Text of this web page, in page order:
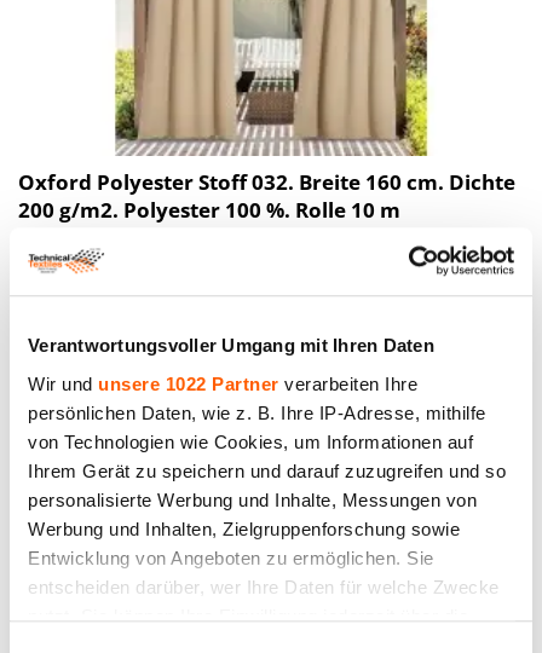
Verantwortungsvoller Umgang mit Ihren Daten
Wir und unsere 1022 Partner verarbeiten Ihre
persönlichen Daten, wie z. B. Ihre IP-Adresse, mithilfe
von Technologien wie Cookies, um Informationen auf
Ihrem Gerät zu speichern und darauf zuzugreifen und so
personalisierte Werbung und Inhalte, Messungen von
Werbung und Inhalten, Zielgruppenforschung sowie
Entwicklung von Angeboten zu ermöglichen. Sie
entscheiden darüber, wer Ihre Daten für welche Zwecke
Oxford Polyester Stoff 032. Breite 160 cm. Dichte
200 g/m2. Polyester 100 %. Rolle 10 m
Preis bis 69.00€ *
SALE